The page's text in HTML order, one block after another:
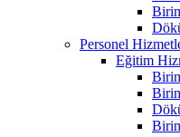
Personel
Eğitim